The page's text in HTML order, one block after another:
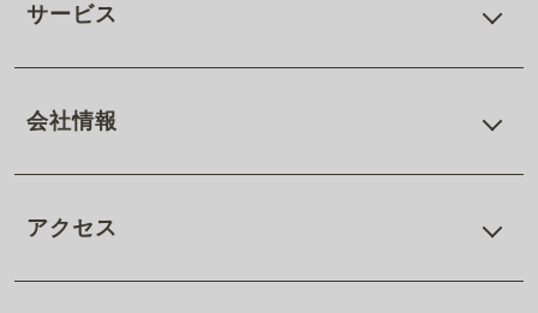
サービス
会社情報
アクセス